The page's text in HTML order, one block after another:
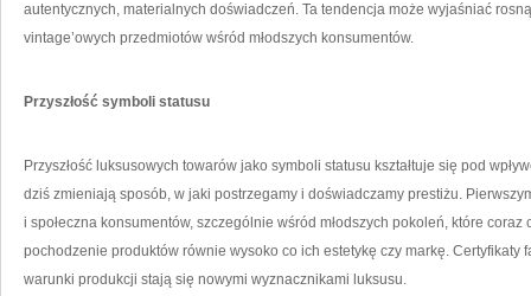
autentycznych, materialnych doświadczeń. Ta tendencja może wyjaśniać
vintage’owych przedmiotów wśród młodszych konsumentów.
Przyszłość symboli statusu
Przyszłość luksusowych towarów jako symboli statusu kształtuje się pod
dziś zmieniają sposób, w jaki postrzegamy i doświadczamy prestiżu.
i społeczna konsumentów, szczególnie wśród młodszych pokoleń, które
pochodzenie produktów równie wysoko co ich estetykę czy markę. Certyfikaty
warunki produkcji stają się nowymi wyznacznikami luksusu.